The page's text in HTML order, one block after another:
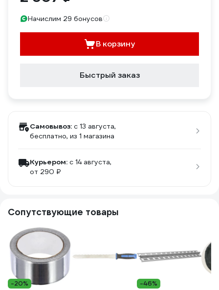
Начислим 29 бонусов
В корзину
Быстрый заказ
Самовывоз: c 13 августа,
бесплатно, из 1 магазина
Курьером: c 14 августа,
от 290 ₽
Сопутствующие товары
-20% -46%